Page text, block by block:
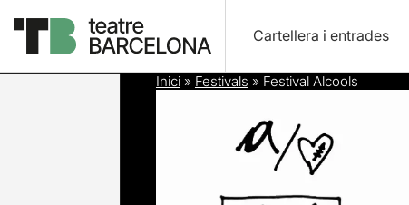
Cartellera i entrades
Inici» Festivals » Festival Alcools